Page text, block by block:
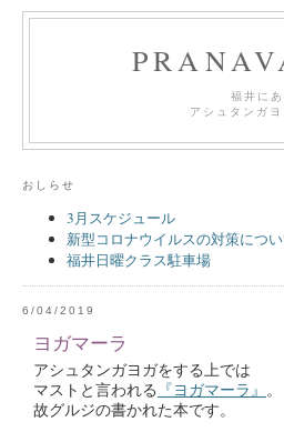
福井に
アシュタンガ
おしらせ
3月スケジュール
新型コロナウイルスの対策につ
福井日曜クラス駐車場
6/04/2019
ヨガマーラ
アシュタンガヨガをする上では
マストと言われる 『ヨガマーラ』 。
故グルジの書かれた本です。